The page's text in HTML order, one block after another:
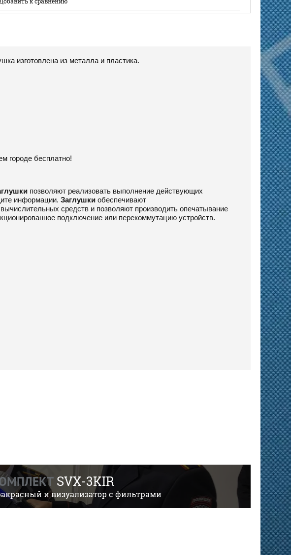
изготовлена из металла и пластика.
городе бесплатно!
позволяют реализовать выполнение действующих
информации. Заглушки обеспечивают
средств и позволяют производить опечатывание
подключение или перекоммутацию устройств.
SVX-3KIR
и визуализатор с фильтрами